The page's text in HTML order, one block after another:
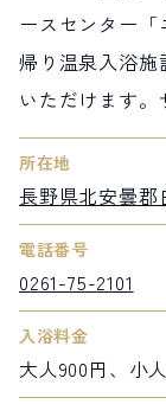
ースセンター「
帰り温泉入浴施
いただけます。
所在地
長野県北安曇郡
電話番号
0261-75-2101
入浴料金
大人900円、小